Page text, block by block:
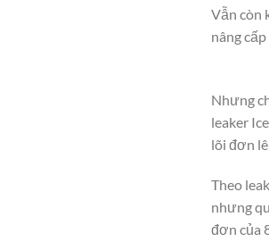
Vẫn còn
nâng
Nhưng
leaker
lõi đơn
Theo
nhưng
đơn của